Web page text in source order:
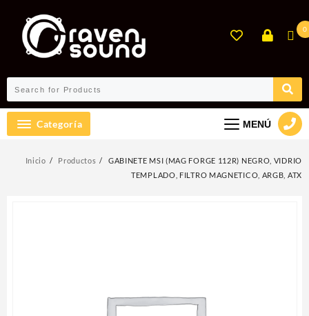
contenido
0
Categoría MENÚ
Inicio Productos
GABINETE MSI (MAG FORGE 112R) NEGRO, VIDRIO
TEMPLADO, FILTRO MAGNETICO, ARGB, ATX